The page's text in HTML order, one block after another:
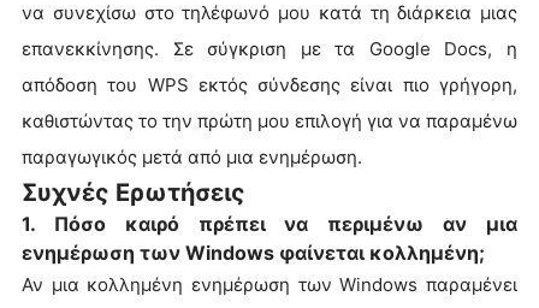
να συνεχίσω στο τηλέφωνό μου κατά τη διάρκεια μιας
επανεκκίνησης. Σε σύγκριση με τα Google Docs, η
απόδοση του WPS εκτός σύνδεσης είναι πιο γρήγορη,
καθιστώντας το την πρώτη μου επιλογή για να παραμένω
παραγωγικός μετά από μια ενημέρωση.
Συχνές Ερωτήσεις
1. Πόσο καιρό πρέπει να περιμένω αν μια
ενημέρωση των Windows φαίνεται κολλημένη;
Αν μια κολλημένη ενημέρωση των Windows παραμένει